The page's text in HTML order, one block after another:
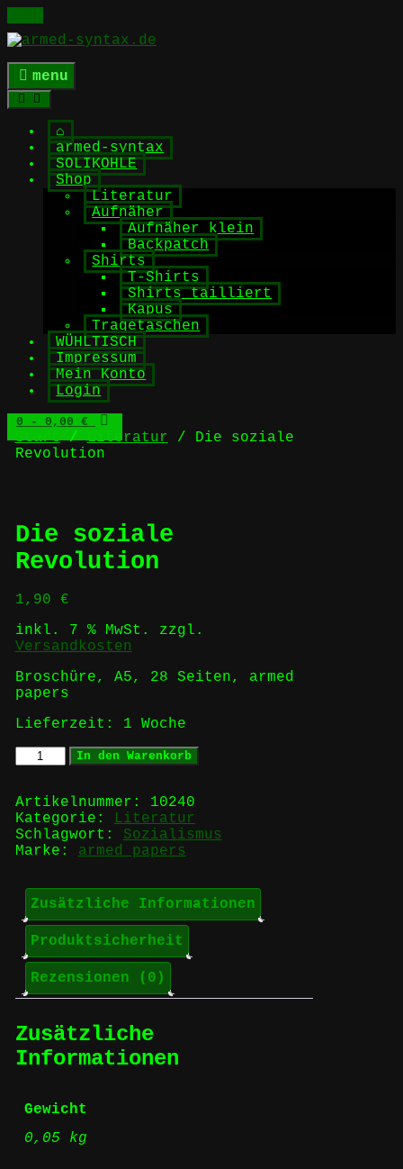
Skip
to
content
menu
⌂
armed-syntax
SOLIKOHLE
Shop
Literatur
Aufnäher
Aufnäher klein
Backpatch
Shirts
T-Shirts
Shirts tailliert
Kapus
Tragetaschen
WÜHLTISCH
Impressum
Mein Konto
Login
0 - 0,00 €
Start/Literatur / Die soziale
Revolution
Die soziale
Revolution
1,90 €
inkl. 7 % MwSt.
zzgl.
Versandkosten
Broschüre, A5, 28 Seiten, armed
papers
Lieferzeit: 1 Woche
Die
soziale
Menge
In den Warenkorb
Artikelnummer: 10240
Kategorie:
Literatur
Schlagwort: Sozialismus
Marke: armed papers
Zusätzliche Informationen
Produktsicherheit
Rezensionen (0)
Zusätzliche
Informationen
Gewicht
0,05 kg